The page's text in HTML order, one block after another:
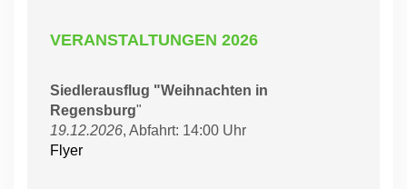
VERANSTALTUNGEN 2026
Siedlerausflug "Weihnachten in
Regensburg"
19.12.2026, Abfahrt: 14:00 Uhr
Flyer